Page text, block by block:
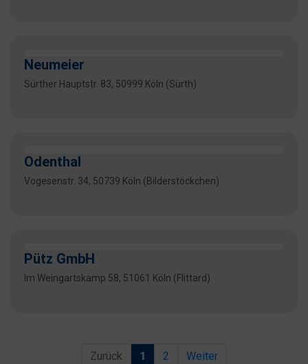
Neumeier
Sürther Hauptstr. 83, 50999 Köln (Sürth)
Odenthal
Vogesenstr. 34, 50739 Köln (Bilderstöckchen)
Pütz GmbH
Im Weingartskamp 58, 51061 Köln (Flittard)
Zurück 1 2 Weiter